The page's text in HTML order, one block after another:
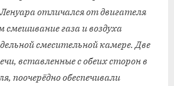
отличался от двигателя
смешивание газа и воздуха
смесительной камере. Две
вставленные с обеих сторон в
поочерёдно обеспечивали